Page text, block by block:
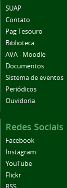
SUAP
Contato
Pag Tesouro
Biblioteca
AVA - Moodle
Documentos
Sistema de eventos
Periódicos
Ouvidoria
Redes Sociais
Facebook
Instagram
YouTube
Flickr